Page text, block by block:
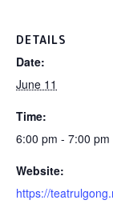
DETAILS
Date:
June 11
Time:
6:00 pm - 7:00 pm
Website:
https://